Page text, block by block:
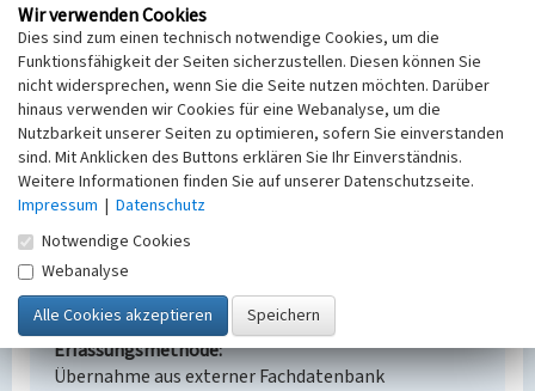
BKM-Nummer:30100200
Verladestation Güterbahn
Schlagwörter
Güterbahnhof
Ort
Lippendorf
Fachsicht(en)
Denkmalpflege
Erfassungsmaßstab
Keine Angabe
Erfassungsmethode
Übernahme aus externer Fachdatenbank
Wir verwenden Cookies
Dies sind zum einen technisch notwendige Cookies, um die
Funktionsfähigkeit der Seiten sicherzustellen. Diesen können Sie
nicht widersprechen, wenn Sie die Seite nutzen möchten. Darüber
hinaus verwenden wir Cookies für eine Webanalyse, um die
Nutzbarkeit unserer Seiten zu optimieren, sofern Sie einverstanden
sind. Mit Anklicken des Buttons erklären Sie Ihr Einverständnis.
Weitere Informationen finden Sie auf unserer Datenschutzseite.
Impressum | Datenschutz
Notwendige Cookies
Webanalyse